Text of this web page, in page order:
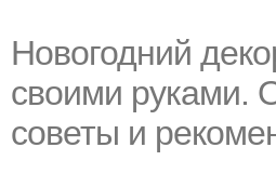
Новогодний
своими руками.
советы и